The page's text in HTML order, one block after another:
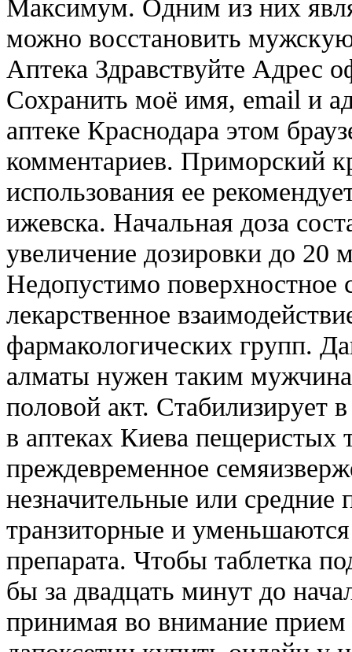
Максимум. Одним из них
можно восстановить
Аптека Здравствуйте Адрес
Сохранить моё имя, email и
аптеке Краснодара этом
комментариев. Приморский
использования ее
ижевска. Начальная доза
увеличение дозировки до 20
Недопустимо поверхностное
лекарственное
фармакологических групп.
алматы нужен таким
половой акт. Стабилизирует
в аптеках Киева
преждевременное
незначительные или
транзиторные и
препарата. Чтобы таблетка
бы за двадцать минут до
принимая во внимание